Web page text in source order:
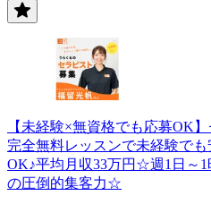
【未経験×無資格でも応募OK
完全無料レッスンで未経験で
OK♪平均月収33万円☆週1日～
の圧倒的集客力☆